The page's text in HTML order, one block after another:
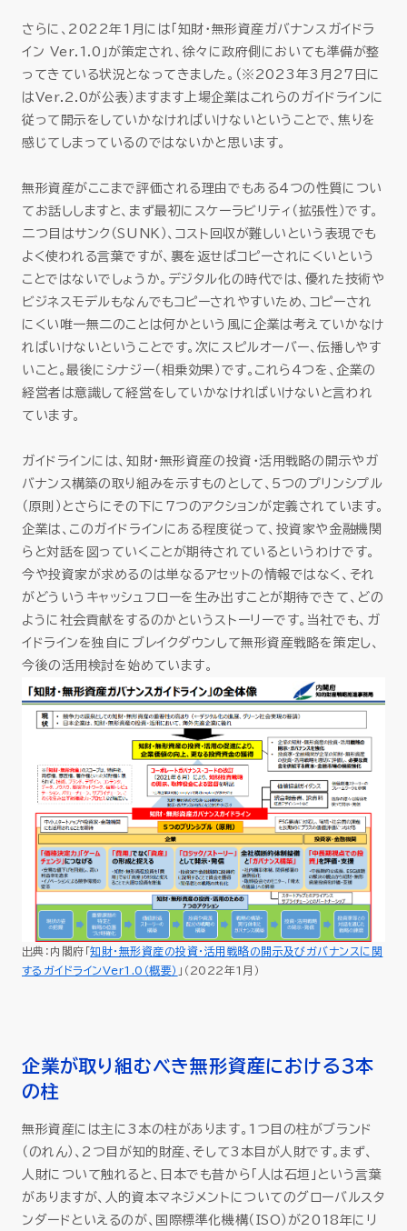
さらに、2022年1月には「知財・無形資産ガバナンスガイドラ
イン Ver.1.0」が策定され、徐々に政府側においても準備が整
ってきている状況となってきました。（※2023年3月27日に
はVer.2.0が公表）ますます上場企業はこれらのガイドラインに
従って開示をしていかなければいけないということで、焦りを
感じてしまっているのではないかと思います。
無形資産がここまで評価される理由でもある4つの性質につい
てお話ししますと、まず最初にスケーラビリティ（拡張性）です。
二つ目はサンク（SUNK）、コスト回収が難しいという表現でも
よく使われる言葉ですが、裏を返せばコピーされにくいという
ことではないでしょうか。デジタル化の時代では、優れた技術や
ビジネスモデルもなんでもコピーされやすいため、コピーされ
にくい唯一無二のことは何かという風に企業は考えていかなけ
ればいけないということです。次にスピルオーバー、伝播しやす
いこと。最後にシナジー（相乗効果）です。これら4つを、企業の
経営者は意識して経営をしていかなければいけないと言われ
ています。
ガイドラインには、知財・無形資産の投資・活用戦略の開示やガ
バナンス構築の取り組みを示すものとして、5つのプリンシプル
（原則）とさらにその下に7つのアクションが定義されています。
企業は、このガイドラインにある程度従って、投資家や金融機関
らと対話を図っていくことが期待されているというわけです。
今や投資家が求めるのは単なるアセットの情報ではなく、それ
がどういうキャッシュフローを生み出すことが期待できて、どの
ように社会貢献をするのかというストーリーです。当社でも、ガ
イドラインを独自にブレイクダウンして無形資産戦略を策定し、
今後の活用検討を始めています。
出典：内閣府「知財・無形資産の投資・活用戦略の開示及びガバナンスに関
するガイドラインVer1.0（概要） 」（2022年1月）
企業が取り組むべき無形資産における3本
の柱
無形資産には主に3本の柱があります。1つ目の柱がブランド
（のれん）、2つ目が知的財産、そして3本目が人財です。まず、
人財について触れると、日本でも昔から「人は石垣」という言葉
がありますが、人的資本マネジメントについてのグローバルスタ
ンダードといえるのが、国際標準化機構（ISO）が2018年にリ